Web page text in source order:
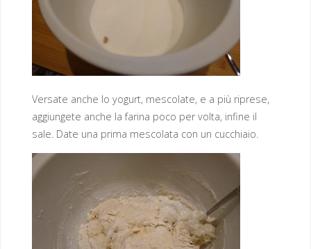
Versate anche lo yogurt, mescolate, e a più riprese,
aggiungete anche la farina poco per volta, infine il
sale. Date una prima mescolata con un cucchiaio.